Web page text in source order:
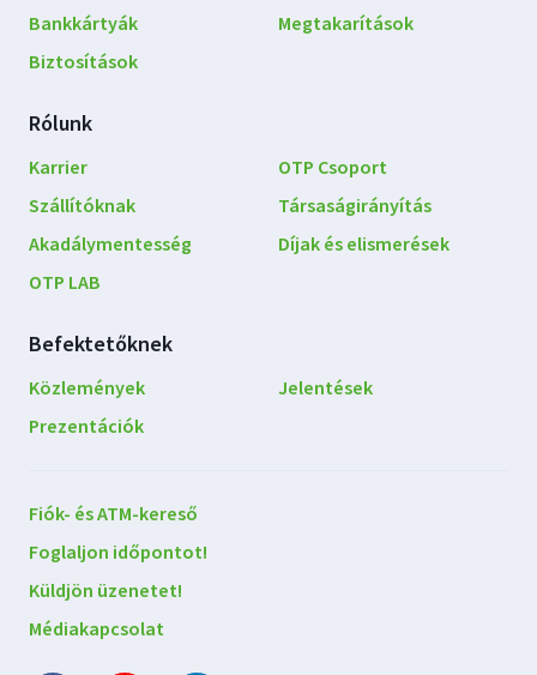
Bankkártyák
Megtakarítások
Biztosítások
Rólunk
Karrier
Szállítóknak
Akadálymentesség
OTP LAB
OTP Csoport
Társaságirányítás
Díjak és elismerések
Befektetőknek
Közlemények
Jelentések
Prezentációk
Lépjen
kapcsolatba
velünk
Fiók- és ATM-kereső
Foglaljon időpontot!
Küldjön üzenetet!
Médiakapcsolat